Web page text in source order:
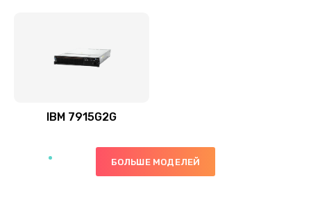
IBM 7915G2G
БОЛЬШЕ МОДЕЛЕЙ